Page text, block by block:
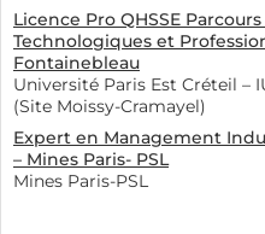
Licence Pro QHSSE
Technologiques et
Fontainebleau
Université Paris Est Créteil –
(Site Moissy-Cramayel)
Expert en Management
– Mines Paris- PSL
Mines Paris-PSL